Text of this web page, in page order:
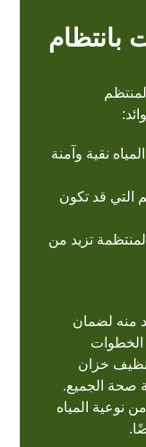
بانتظام
نقية وآمنة
التي قد تكون
تزيد من
منه لضمان
الخطوات
خزان
صحة الجميع.
نوعية المياه